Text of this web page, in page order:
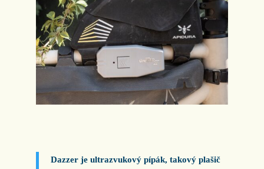
Dazzer je ultrazvukový pípák, takový plašič